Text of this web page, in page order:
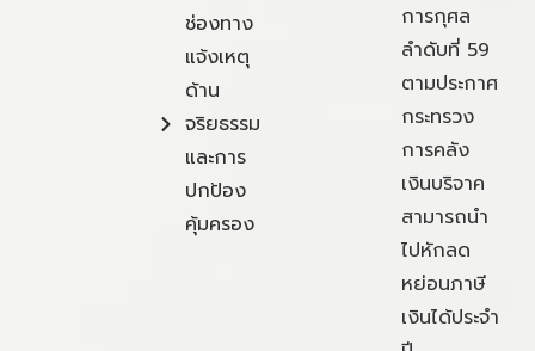
ช่องทาง
แจ้งเหตุ
ด้าน
จริยธรรม
และการ
ปกป้อง
คุ้มครอง
การกุศล
ลำดับที่ 59
ตามประกาศ
กระทรวง
การคลัง
เงินบริจาค
สามารถนำ
ไปหักลด
หย่อนภาษี
เงินได้ประจำ